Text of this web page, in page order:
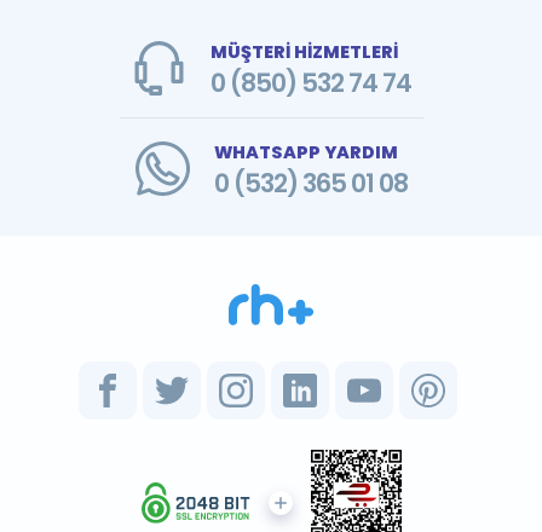
MÜŞTERİ HİZMETLERİ
0 (850) 532 74 74
WHATSAPP YARDIM
0 (532) 365 01 08